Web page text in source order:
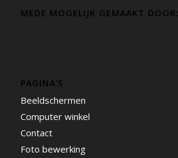
MEDE MOGELIJK GEMAAKT DOOR:
PAGINA’S
Beeldschermen
Computer winkel
Contact
Foto bewerking